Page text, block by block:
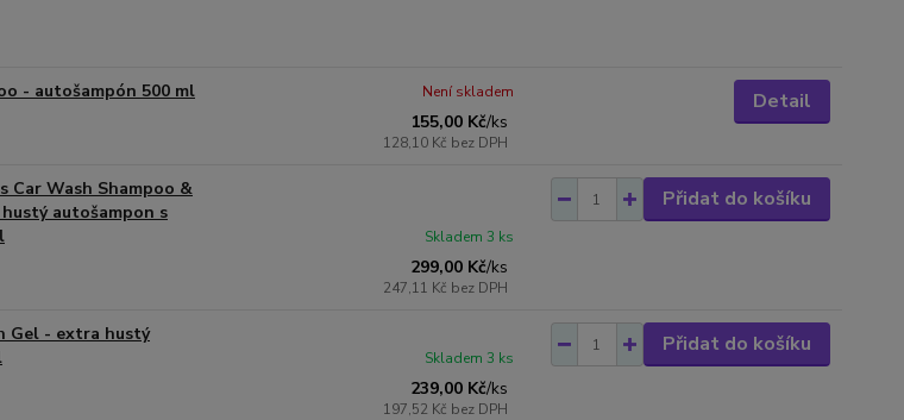
- autošampón 500 ml
155,00 Kč/ks
128,10 Kč bez DPH
Není skladem Detail
Car Wash Shampoo &
autošampon s
299,00 Kč/ks
247,11 Kč bez DPH
Skladem 3 ks
Přidat do košíku
Gel - extra hustý
239,00 Kč/ks
197,52 Kč bez DPH
Skladem 3 ks
Přidat do košíku